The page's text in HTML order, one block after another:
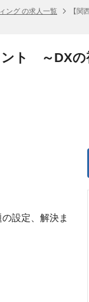
ング の求人一覧
【
ント ～DX
設定、解決ま